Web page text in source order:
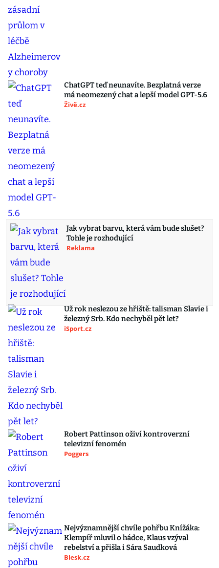
ChatGPT teď neunavíte. Bezplatná verze
má neomezený chat a lepší model GPT-5.6
Živě.cz
Jak vybrat barvu, která vám bude slušet?
Tohle je rozhodující
Reklama
Už rok neslezou ze hřiště: talisman Slavie i
železný Srb. Kdo nechyběl pět let?
iSport.cz
Robert Pattinson oživí kontroverzní
televizní fenomén
Poggers
Nejvýznamnější chvíle pohřbu Knížáka:
Klempíř mluvil o hádce, Klaus vzýval
rebelství a přišla i Sára Saudková
Blesk.cz